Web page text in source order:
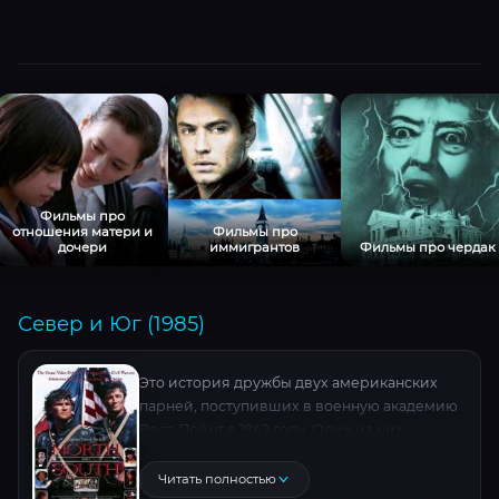
Фильмы про
отношения матери и
дочери
Фильмы про
иммигрантов
Фильмы про чердак
Север и Юг (1985)
Это история дружбы двух американских
парней, поступивших в военную академию
Вест-Пойнт в 1842 году. Один из них –
Орри Мейн, другой – северянин из
Читать полностью